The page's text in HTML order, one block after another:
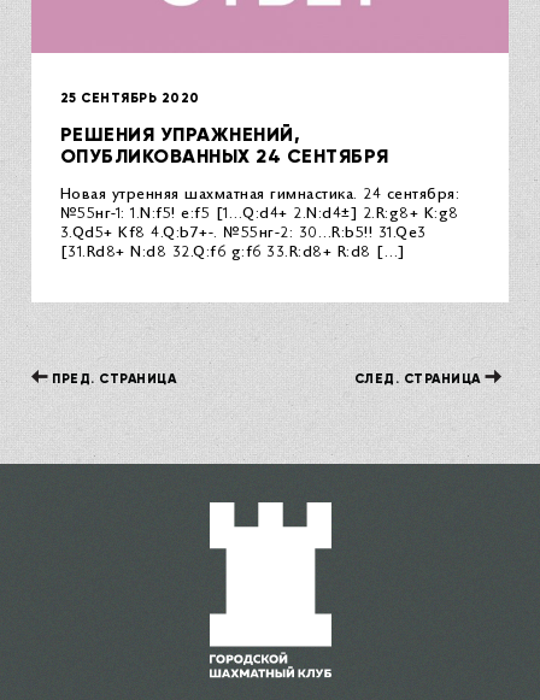
25 СЕНТЯБРЬ 2020
РЕШЕНИЯ УПРАЖНЕНИЙ,
ОПУБЛИКОВАННЫХ 24 СЕНТЯБРЯ
Новая утренняя шахматная гимнастика. 24 сентября:
№55нг-1: 1.N:f5! e:f5 [1…Q:d4+ 2.N:d4±] 2.R:g8+ K:g8
3.Qd5+ Kf8 4.Q:b7+-. №55нг-2: 30…R:b5!! 31.Qe3
[31.Rd8+ N:d8 32.Q:f6 g:f6 33.R:d8+ R:d8 […]
ПРЕД. СТРАНИЦА СЛЕД. СТРАНИЦА